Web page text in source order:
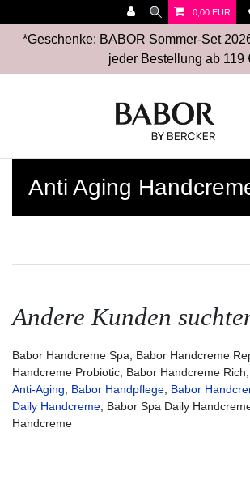
0,00 EUR
*Geschenke: BABOR Sommer-Set
jeder Bestellung ab 119
Anti Aging
Andere Kunden
Babor Handcreme Spa, Babor Handcreme
Handcreme Probiotic, Babor Handcreme Rich,
Anti-Aging
Babor Handpflege Babor
Daily Handcreme , Babor Spa Daily
Handcreme